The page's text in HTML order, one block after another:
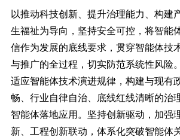
以推动科技创新、提升治理能力、构建
生福祉为导向，坚持安全可控，将智能
信作为发展的底线要求，贯穿智能体技
与推广的全过程，切实防范系统性风险
适应智能体技术演进规律，构建与现有
畅、行业自律自治、底线红线清晰的治
智能体落地应用。坚持创新驱动，加强
新、工程创新联动，体系化突破智能体